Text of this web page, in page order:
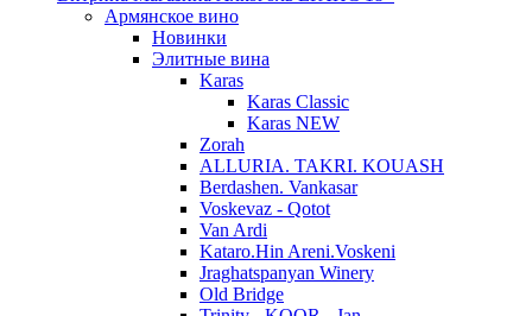
Армянское вино
Новинки
Элитные вина
Karas
Karas Classic
Karas NEW
Zorah
ALLURIA. TAKRI. KOUASH
Berdashen. Vankasar
Voskevaz - Qotot
Van Ardi
Kataro.Hin Areni.Voskeni
Jraghatspanyan Winery
Old Bridge